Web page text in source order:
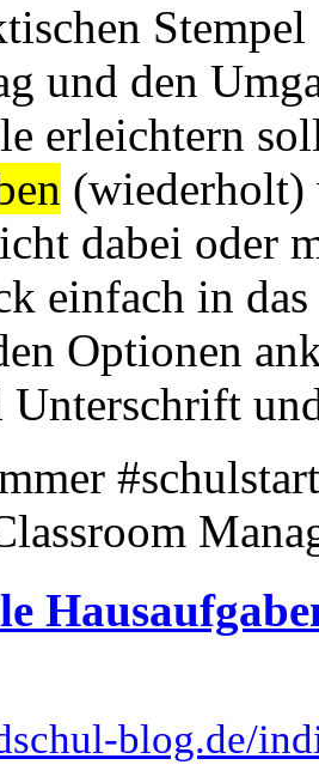
und den
erleichtern
(wiederholt)
dabei oder
einfach in das
Optionen
Unterschrift
blog.de/